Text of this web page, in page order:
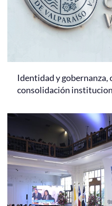
Identidad y gobernanza,
consolidación